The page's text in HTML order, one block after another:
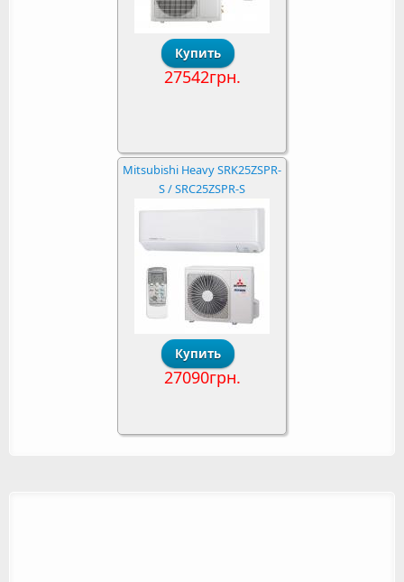
27542грн.
Mitsubishi Heavy SRK25ZSPR-
S / SRC25ZSPR-S
27090грн.